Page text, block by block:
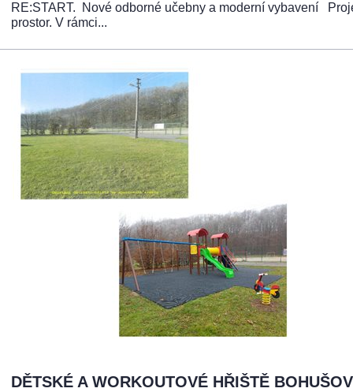
RE:START. Nové odborné učebny a moderní vybavení
prostor. V rámci...
DĚTSKÉ A WORKOUTOVÉ HŘIŠTĚ